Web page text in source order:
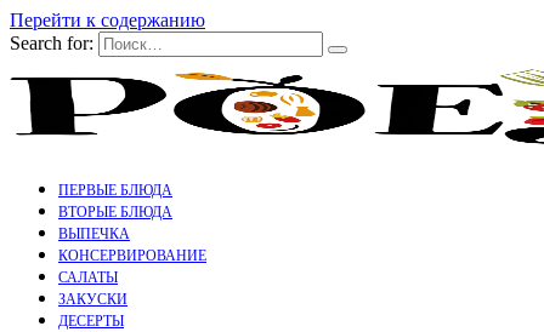
Перейти к содержанию
Search for:
ПЕРВЫЕ БЛЮДА
ВТОРЫЕ БЛЮДА
ВЫПЕЧКА
КОНСЕРВИРОВАНИЕ
САЛАТЫ
ЗАКУСКИ
ДЕСЕРТЫ